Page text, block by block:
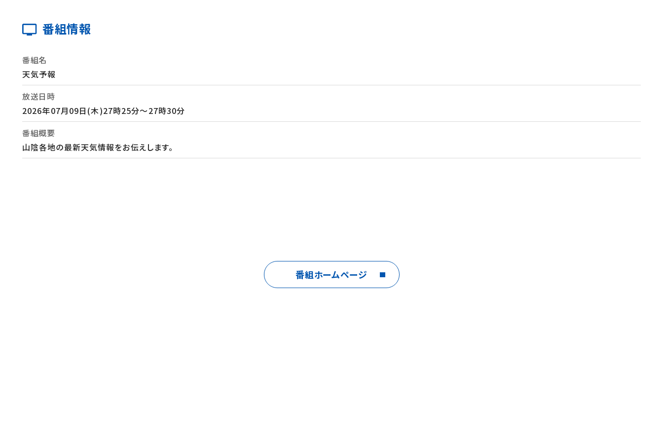
番組情報
番組名
天気予報
放送日時
2026年07月09日(木)27時25分～27時30分
番組概要
山陰各地の最新天気情報をお伝えします。
番組ホームページ